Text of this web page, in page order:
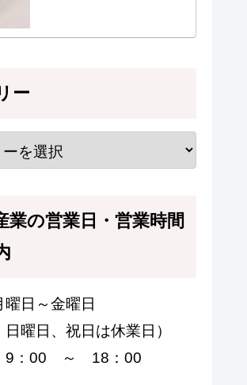
ー
業の営業日・営業時間
日～金曜日
日曜日、祝日は休業日）
9：00 ～ 18：00